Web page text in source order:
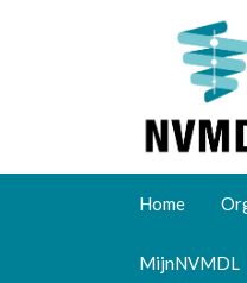
en
Home
MijnNVMDL